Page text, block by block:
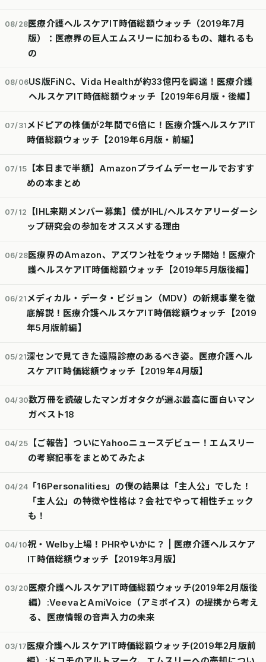
08/28医療介護ヘルスケアIT時価総額ウォッチ（2019年7月
版）：医療界の巨人エムスリーに加わるもの、離れるも
の
08/06US版FiNC、Vida Healthが約33億円を調達！医療介護
ヘルスケアIT時価総額ウォッチ【2019年6月版・後編】
07/31メドピアの株価が2年間で6倍に！医療介護ヘルスケアIT
時価総額ウォッチ【2019年6月版・前編】
07/15
【本日まで半額】Amazonプライムデーセールでおすす
めの本まとめ
07/12
【IHL来期メンバー募集】僕がIHL/ヘルスケアリーダーシ
ップ研究会の参加をオススメする理由
06/28医療界のAmazon、アズワン社をウォッチ開始！医療介
護ヘルスケアIT時価総額ウォッチ【2019年5月版後編】
06/21メディカル・データ・ビジョン（MDV）の新規事業を徹
底解説！医療介護ヘルスケアIT時価総額ウォッチ【2019
年5月版前編】
05/21深センで見てきた遠隔診療のあるべき姿。医療介護ヘル
スケアIT時価総額ウォッチ【2019年4月版】
04/30数万冊を読破したマンガオタクが選ぶ最高に面白いマン
ガベスト18
04/25
【ご報告】ついにYahooニュースデビュー！エムスリー
の考察記事をまとめてみたよ
04/24 「16Personalities」の僕の結果は「主人公」でした！
「主人公」の特徴や性格は？会社でやって相性チェック
も！
04/10祝・Welby上場！PHRやいかに？ | 医療介護ヘルスケア
IT時価総額ウォッチ【2019年3月版】
03/20医療介護ヘルスケアIT時価総額ウォッチ(2019年2月版後
編）:VeevaとAmiVoice（アミボイス）の提携から考え
る、医療情報の音声入力の未来
03/17医療介護ヘルスケアIT時価総額ウォッチ(2019年2月版前